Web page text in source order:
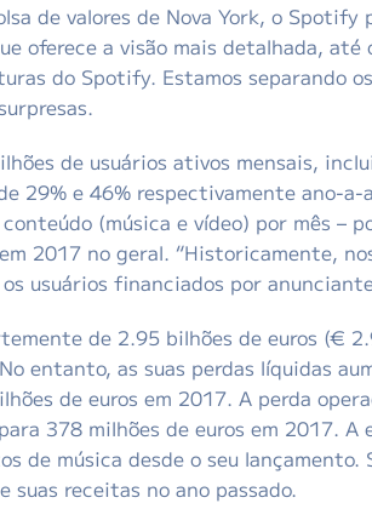
de valores de Nova York, o Spotify
oferece a visão mais detalhada, até
do Spotify. Estamos separando
de usuários ativos mensais,
29% e 46% respectivamente ano-a-
(música e vídeo) por mês –
2017 no geral. “Historicamente,
usuários financiados por
de 2.95 bilhões de euros (€
entanto, as suas perdas líquidas
de euros em 2017. A perda
378 milhões de euros em 2017. A
de música desde o seu lançamento.
suas receitas no ano passado.